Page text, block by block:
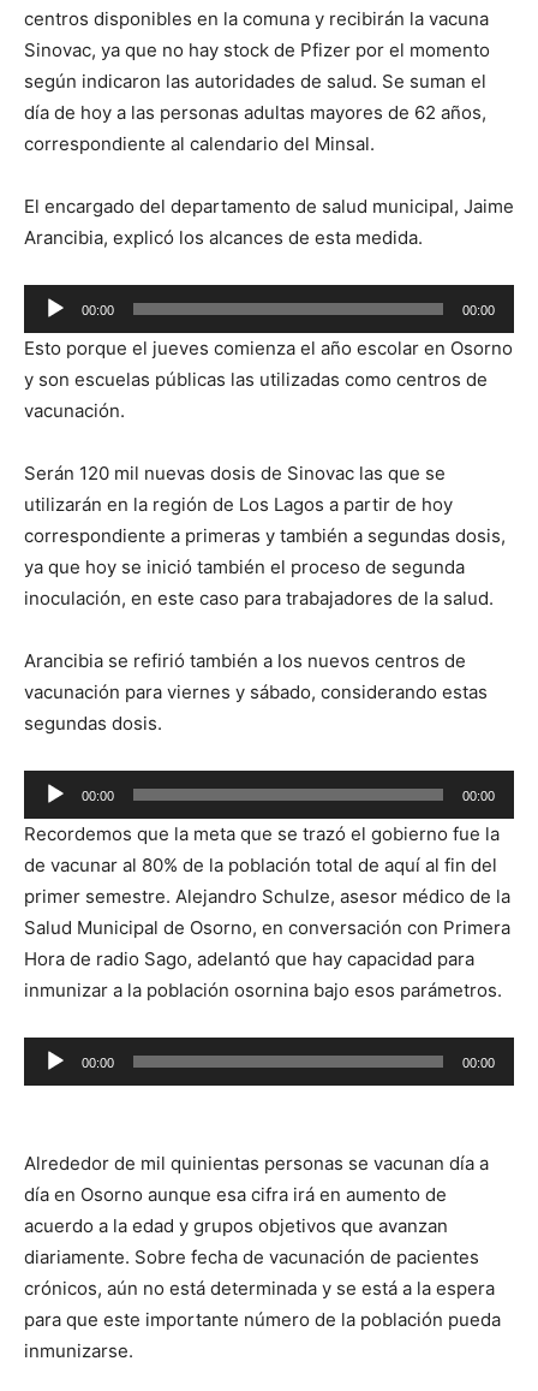
centros disponibles en la comuna y recibirán la vacuna
Sinovac, ya que no hay stock de Pfizer por el momento
según indicaron las autoridades de salud. Se suman el
día de hoy a las personas adultas mayores de 62 años,
correspondiente al calendario del Minsal.
El encargado del departamento de salud municipal, Jaime
Arancibia, explicó los alcances de esta medida.
Reproductor
de
audio
00:00 00:00
Esto porque el jueves comienza el año escolar en Osorno
y son escuelas públicas las utilizadas como centros de
vacunación.
Serán 120 mil nuevas dosis de Sinovac las que se
utilizarán en la región de Los Lagos a partir de hoy
correspondiente a primeras y también a segundas dosis,
ya que hoy se inició también el proceso de segunda
inoculación, en este caso para trabajadores de la salud.
Arancibia se refirió también a los nuevos centros de
vacunación para viernes y sábado, considerando estas
segundas dosis.
Reproductor
de
audio
00:00 00:00
Recordemos que la meta que se trazó el gobierno fue la
de vacunar al 80% de la población total de aquí al fin del
primer semestre. Alejandro Schulze, asesor médico de la
Salud Municipal de Osorno, en conversación con Primera
Hora de radio Sago, adelantó que hay capacidad para
inmunizar a la población osornina bajo esos parámetros.
Reproductor
de
00:00 00:00
Alrededor de mil quinientas personas se vacunan día a
día en Osorno aunque esa cifra irá en aumento de
acuerdo a la edad y grupos objetivos que avanzan
diariamente. Sobre fecha de vacunación de pacientes
crónicos, aún no está determinada y se está a la espera
para que este importante número de la población pueda
inmunizarse.